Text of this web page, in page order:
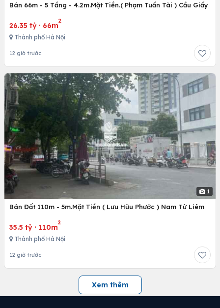
Bán 66m - 5 Tầng - 4.2m.Mặt Tiền.( Phạm Tuấn Tài ) Cầu Giấy
26.35 tỷ · 66m
2
Thành phố Hà Nội
12 giờ trước
1
Bán Đất 110m - 5m.Mặt Tiền ( Lưu Hữu Phước ) Nam Từ Liêm
35.5 tỷ · 110m
2
Thành phố Hà Nội
12 giờ trước
Xem thêm